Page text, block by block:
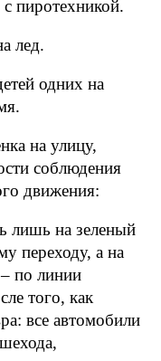
пиротехникой.
лед.
одних на
на улицу,
соблюдения
движения:
лишь на зеленый
переходу, а на
по линии
того, как
все автомобили